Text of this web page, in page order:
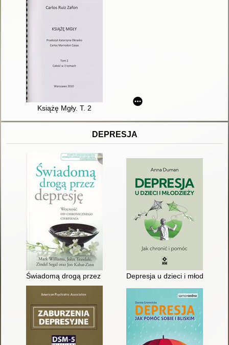
Książę Mgły. T. 2
DEPRESJA
Świadomą drogą przez depresję : wolność od chronicznego
Depresja u dzieci i młodzieży :